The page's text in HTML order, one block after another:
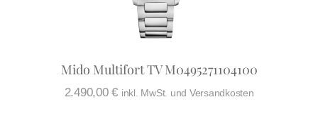
Mido Multifort TV M0495271104100
2.490,00€ inkl. MwSt. und Versandkosten